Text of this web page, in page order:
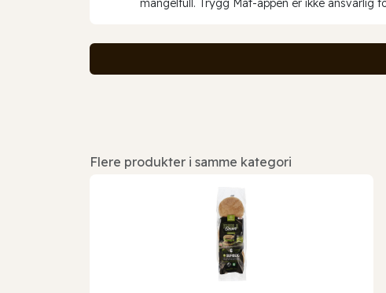
mangelfull. Trygg Mat-appen er ikke ansvarlig
Flere produkter i samme kategori